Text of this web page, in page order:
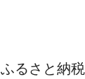
ふるさと納